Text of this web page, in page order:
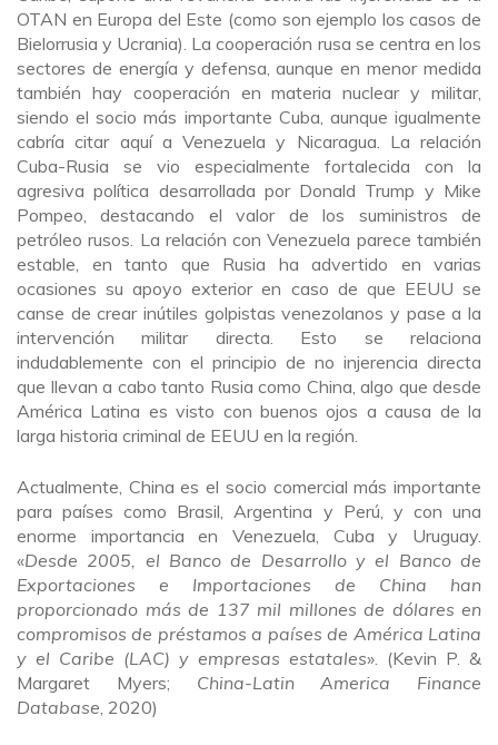
OTAN en Europa del Este (como son ejemplo los casos de
Bielorrusia y Ucrania). La cooperación rusa se centra en los
sectores de energía y defensa, aunque en menor medida
también hay cooperación en materia nuclear y militar,
siendo el socio más importante Cuba, aunque igualmente
cabría citar aquí a Venezuela y Nicaragua. La relación
Cuba-Rusia se vio especialmente fortalecida con la
agresiva política desarrollada por Donald Trump y Mike
Pompeo, destacando el valor de los suministros de
petróleo rusos. La relación con Venezuela parece también
estable, en tanto que Rusia ha advertido en varias
ocasiones su apoyo exterior en caso de que EEUU se
canse de crear inútiles golpistas venezolanos y pase a la
intervención militar directa. Esto se relaciona
indudablemente con el principio de no injerencia directa
que llevan a cabo tanto Rusia como China, algo que desde
América Latina es visto con buenos ojos a causa de la
larga historia criminal de EEUU en la región.
Actualmente, China es el socio comercial más importante
para países como Brasil, Argentina y Perú, y con una
enorme importancia en Venezuela, Cuba y Uruguay.
«Desde 2005, el Banco de Desarrollo y el Banco de
Exportaciones e Importaciones de China han
proporcionado más de 137 mil millones de dólares en
compromisos de préstamos a países de América Latina
y el Caribe (LAC) y empresas estatales». (Kevin P. &
Margaret Myers; China-Latin America Finance
Database , 2020)